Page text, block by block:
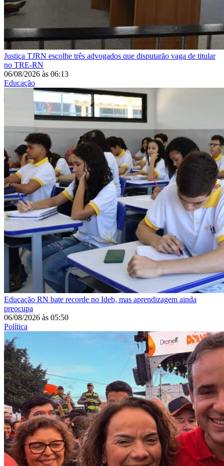
Justiça TJRN escolhe três advogados que disputarão vaga de titular
no TRE-RN
06/08/2026 às 06:13
Educação
Educação RN bate recorde no Ideb, mas aprendizagem ainda
preocupa
06/08/2026 às 05:50
Política